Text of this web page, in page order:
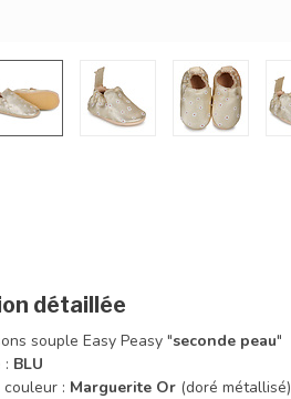
détaillée
souple Easy Peasy "seconde peau"
: BLU
: Marguerite Or (doré métallisé)